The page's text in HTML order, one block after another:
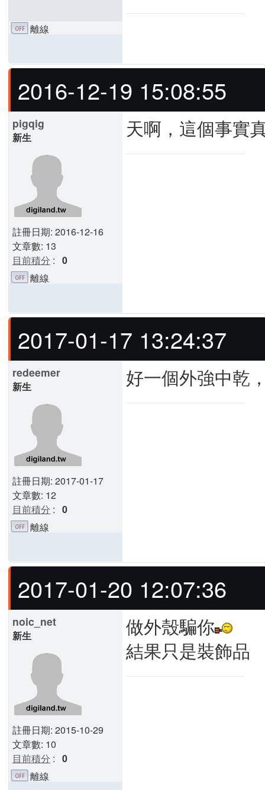
離線
2016-12-19 15:08:55
pigqig
新生
註冊日期: 2016-12-16
文章數: 13
目前積分 : 0
天啊，這個事實
離線
2017-01-17 13:24:37
redeemer
新生
註冊日期: 2017-01-17
文章數: 12
目前積分 : 0
好一個外強中乾
離線
2017-01-20 12:07:36
noic_net
新生
註冊日期: 2015-10-29
文章數: 10
目前積分 : 0
做外殼騙你
結果只是裝飾品
離線